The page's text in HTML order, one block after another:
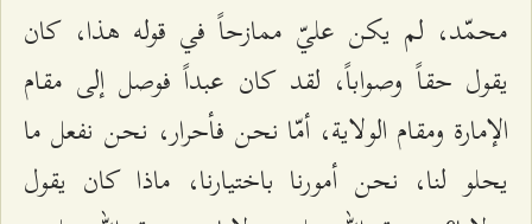
محمّد، لم يكن عليّ ممازحاً في قوله هذا، كان
يقول حقاً وصواباً، لقد كان عبداً فوصل إلى مقام
الإمارة ومقام الولاية، أمّا نحن فأحرار، نحن نفعل ما
يحلو لنا، نحن أمورنا باختيارنا، ماذا كان يقول